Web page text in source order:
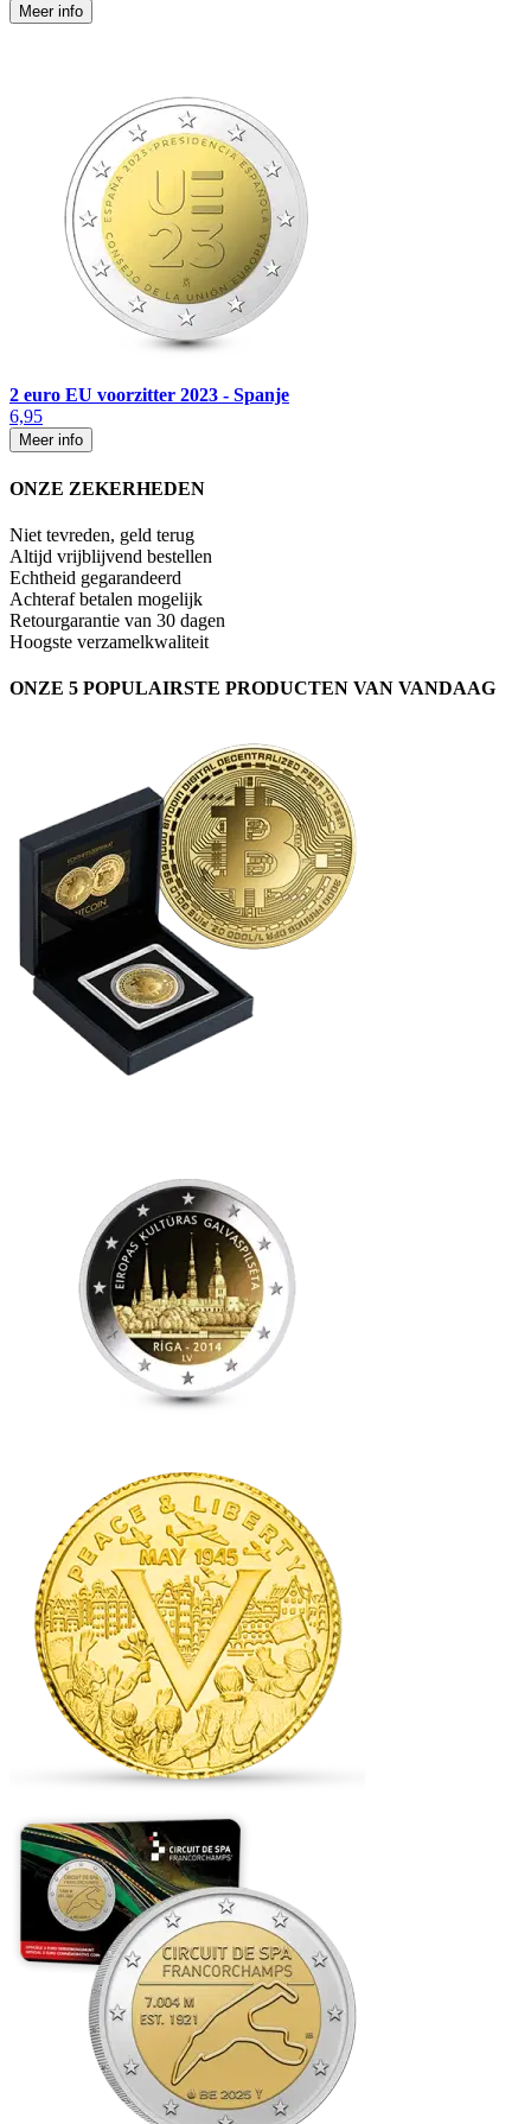
Meer info
2 euro EU voorzitter 2023 - Spanje
6,95
Meer info
ONZE ZEKERHEDEN
Niet tevreden, geld terug
Altijd vrijblijvend bestellen
Echtheid gegarandeerd
Achteraf betalen mogelijk
Retourgarantie van 30 dagen
Hoogste verzamelkwaliteit
ONZE 5 POPULAIRSTE PRODUCTEN VAN VANDAAG